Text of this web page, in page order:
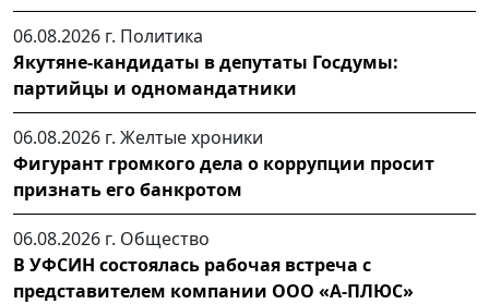
06.08.2026 г. Политика
Якутяне-кандидаты в депутаты Госдумы:
партийцы и одномандатники
06.08.2026 г. Желтые хроники
Фигурант громкого дела о коррупции просит
признать его банкротом
06.08.2026 г. Общество
В УФСИН состоялась рабочая встреча с
представителем компании ООО «А-ПЛЮС»